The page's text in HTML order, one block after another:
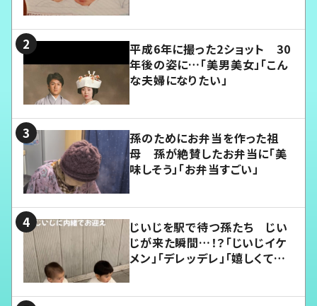
平成6年に撮った2ショット 30
年後の姿に…「美男美女」「こん
な夫婦になりたい」
孫のためにお弁当を作った祖
母 孫が絶賛したお弁当に「美
味しそう」「お弁当すごい」
じいじを駅で待つ孫たち じい
じが来た瞬間…！？「じいじイケ
メン」「デレッデレ」「嬉しくて可